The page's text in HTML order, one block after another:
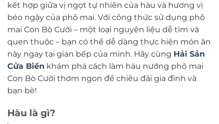
kết hợp giữa vị ngọt tự nhiên của hàu và hương vị
béo ngậy của phô mai. Với công thức sử dụng phô
mai Con Bò Cười – một loại nguyên liệu dễ tìm và
quen thuộc – bạn có thể dễ dàng thực hiện món ăn
này ngay tại gian bếp của mình. Hãy cùng Hải Sản
Cửa Biển khám phá cách làm hàu nướng phô mai
Con Bò Cười thơm ngon để chiêu đãi gia đình và
bạn bè!
Hàu là gì?